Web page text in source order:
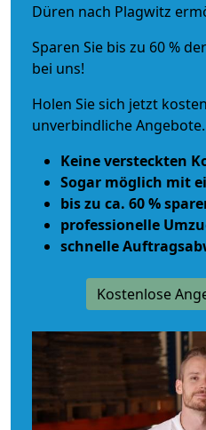
Düren nach Plagwitz
Sparen Sie bis zu 60 %
bei uns!
Holen Sie sich jetzt
unverbindliche Angebote.
Keine versteckten
Sogar möglich mit
bis zu ca. 60 %
professionelle
schnelle
Kostenlose